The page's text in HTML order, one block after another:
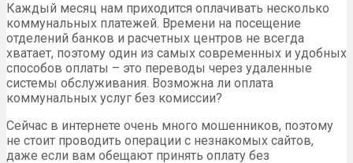
Каждый месяц нам приходится оплачивать несколько
коммунальных платежей. Времени на посещение
отделений банков и расчетных центров не всегда
хватает, поэтому один из самых современных и удобных
способов оплаты – это переводы через удаленные
системы обслуживания. Возможна ли оплата
коммунальных услуг без комиссии?
Сейчас в интернете очень много мошенников, поэтому
не стоит проводить операции с незнакомых сайтов,
даже если вам обещают принять оплату без